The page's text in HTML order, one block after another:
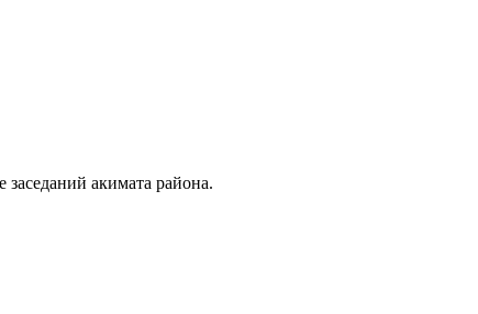
акимата района.